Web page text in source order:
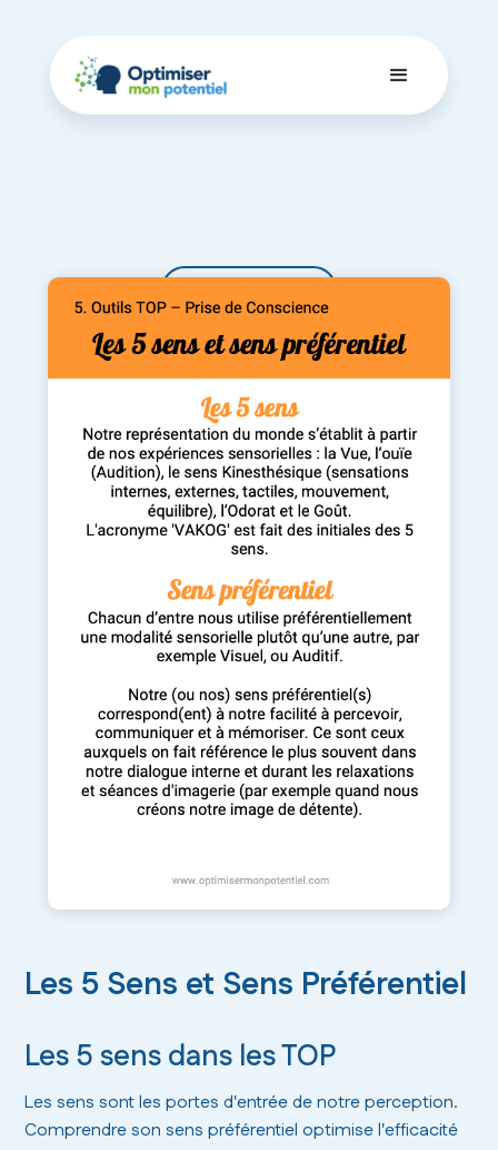
Les 5 Sens et Sens Préférentiel
Les 5 sens dans les TOP
Les sens sont les portes d'entrée de notre perception.
Comprendre son sens préférentiel optimise l'efficacité